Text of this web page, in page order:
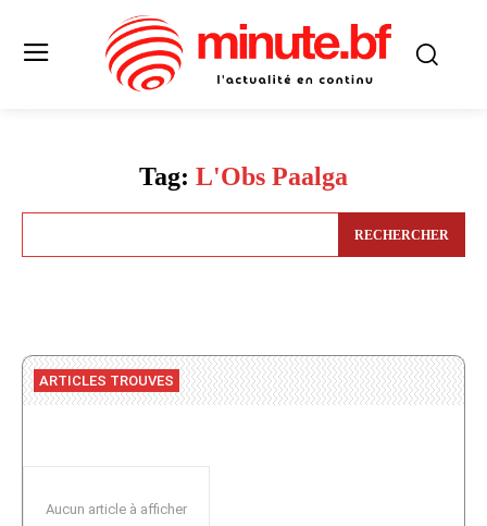
Tag: L'Obs Paalga
RECHERCHER
ARTICLES TROUVES
Aucun article à afficher